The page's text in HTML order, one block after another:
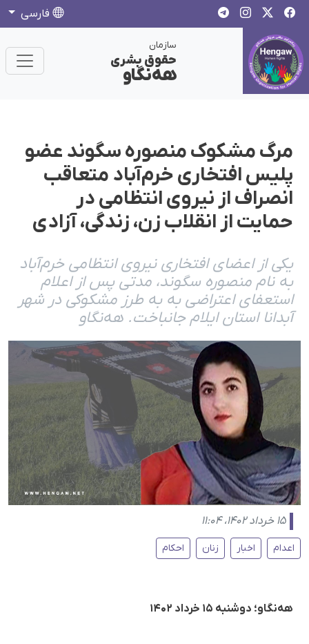
فارسی
سازمان
حقوق بشری
هەنگاو
مرگ مشکوک منصوره سگوند عضو
پلیس افتخاری خرم‌آباد متعاقب
انصراف از نیروی انتظامی در
حمایت از انقلاب زن، زندگی، آزادی
یکی از اعضای افتخاری نیروی انتظامی خرم‌آباد
به نام منصوره سگوند، مدتی پس از اعلام
استعفای اعتراضی به به طرز مشکوکی در شهر
آبدانا استان ایلام جانباخت. هه‌نگاو
۱۵ خرداد ۱۴۰۲، ۱۱:۰۴
اعدام اخبار زنان احکام
هه‌نگاو؛ دوشنبه ۱۵ خرداد ۱۴۰۲